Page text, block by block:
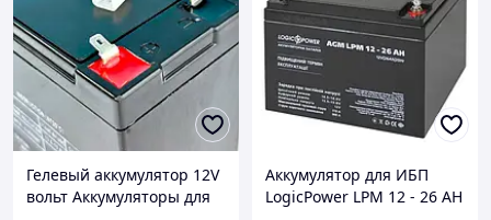
Гелевый аккумулятор 12V
вольт Аккумуляторы для
Аккумулятор для ИБП
LogicPower LPM 12 - 26 AH